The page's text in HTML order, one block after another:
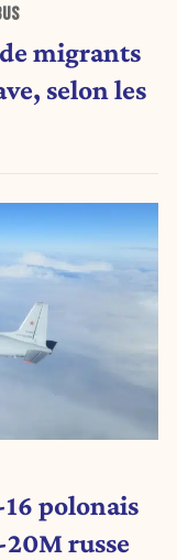
migrants
selon les
polonais
russe